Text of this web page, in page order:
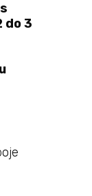
do 3